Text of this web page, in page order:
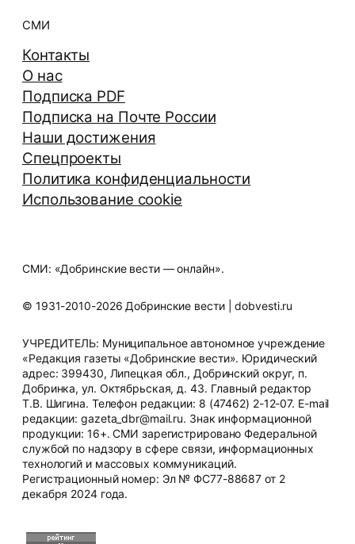
СМИ
Контакты
О нас
Подписка PDF
Подписка на Почте России
Наши достижения
Спецпроекты
Политика конфиденциальности
Использование cookie
СМИ: «Добринские вести — онлайн».
© 1931-2010-2026 Добринские вести | dobvesti.ru
УЧРЕДИТЕЛЬ: Муниципальное автономное учреждение
«Редакция газеты «Добринские вести». Юридический
адрес: 399430, Липецкая обл., Добринский округ, п.
Добринка, ул. Октябрьская, д. 43. Главный редактор
Т.В. Шигина. Телефон редакции: 8 (47462) 2-12-07. E-mail
редакции: gazeta_dbr@mail.ru. Знак информационной
продукции: 16+. СМИ зарегистрировано Федеральной
службой по надзору в сфере связи, информационных
технологий и массовых коммуникаций.
Регистрационный номер: Эл № ФС77-88687 от 2
декабря 2024 года.